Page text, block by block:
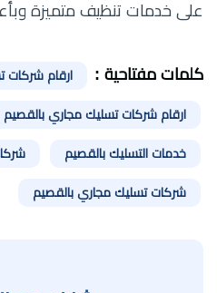
على خدمات تنظيف متميزة
كلمات مفتاحية : ارقام شركات
ارقام شركات تسليك مجاري بالقصيم
خدمات التسليك بالقصيم
شركات تسليك مجاري بالقصيم